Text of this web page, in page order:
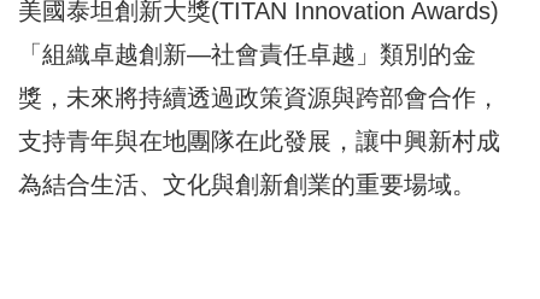
美國泰坦創新大獎(TITAN Innovation Awards)
「組織卓越創新—社會責任卓越」類別的金
獎，未來將持續透過政策資源與跨部會合作，
支持青年與在地團隊在此發展，讓中興新村成
為結合生活、文化與創新創業的重要場域。